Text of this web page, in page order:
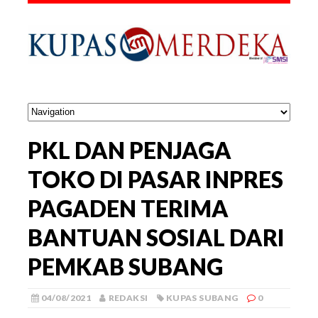
PKL DAN PENJAGA
TOKO DI PASAR INPRES
PAGADEN TERIMA
BANTUAN SOSIAL DARI
PEMKAB SUBANG
04/08/2021 REDAKSI KUPAS SUBANG 0